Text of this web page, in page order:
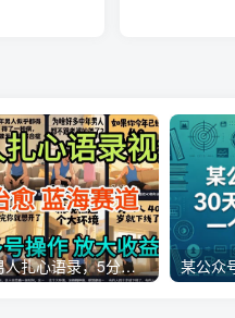
AI制作老男人扎心语录，5分钟一条，操作简单，流量非常大，保姆级教程